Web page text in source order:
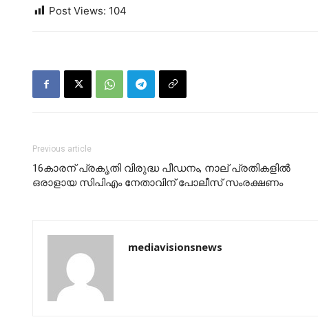
Post Views: 104
Previous article
16കാരന് പ്രകൃതി വിരുദ്ധ പീഡനം, നാല് പ്രതികളില്‍
ഒരാളായ സിപിഎം നേതാവിന് പോലീസ് സംരക്ഷണം
mediavisionsnews